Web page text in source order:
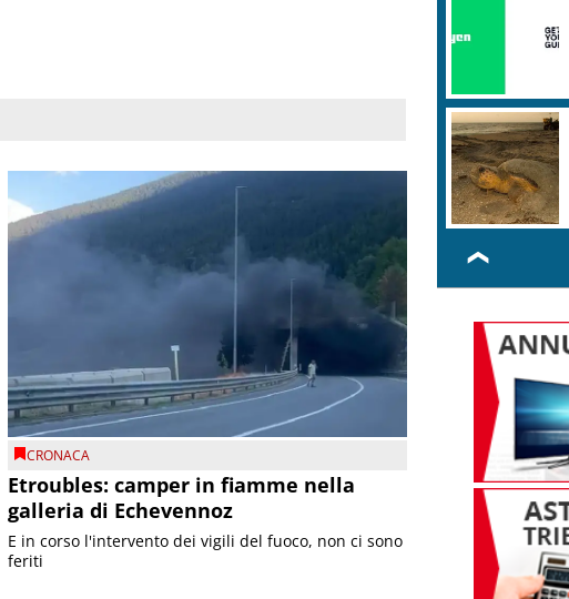
CRONACA
Etroubles: camper in fiamme nella
galleria di Echevennoz
E in corso l'intervento dei vigili del fuoco, non ci sono
feriti
❮